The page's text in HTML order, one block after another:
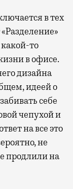
в тех
то
в офисе.
дизайна
идеей о
себе
чепухой и
на все это
не
продлили на